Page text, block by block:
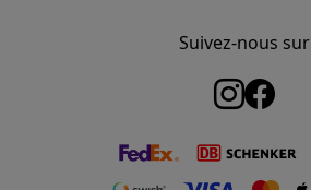
www.plaud.se
Suivez-nous sur